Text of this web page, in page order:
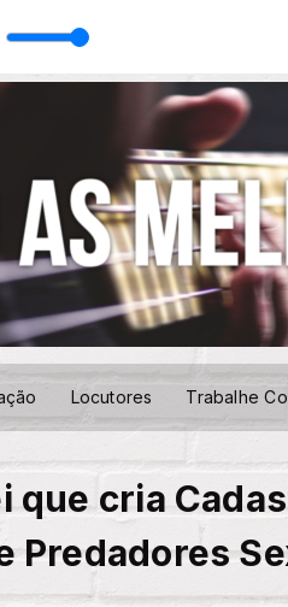
Sertanejo com AUTOMÁTICO
Locutores Trabalhe
que cria
Predadores